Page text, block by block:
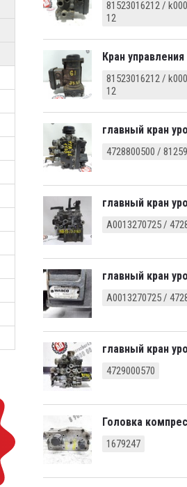
81523016212 /
12
Кран
81523016212 /
12
главный кран
4728800500 /
главный кран
A0013270725 /
главный кран
A0013270725 /
главный кран
4729000570
Головка
1679247